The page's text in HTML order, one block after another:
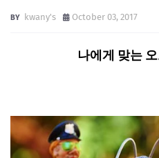
kwany's October 03, 2017
나에게 맞는